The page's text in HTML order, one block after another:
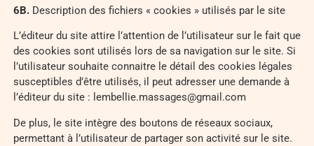
6B.Description des fichiers « cookies » utilisés par le site
L’éditeur du site attire l’attention de l’utilisateur sur le fait que
des cookies sont utilisés lors de sa navigation sur le site. Si
l’utilisateur souhaite connaitre le détail des cookies légales
susceptibles d’être utilisés, il peut adresser une demande à
l’éditeur du site : lembellie.massages@gmail.com
De plus, le site intègre des boutons de réseaux sociaux,
permettant à l’utilisateur de partager son activité sur le site.